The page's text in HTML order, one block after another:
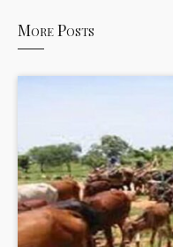
More Posts